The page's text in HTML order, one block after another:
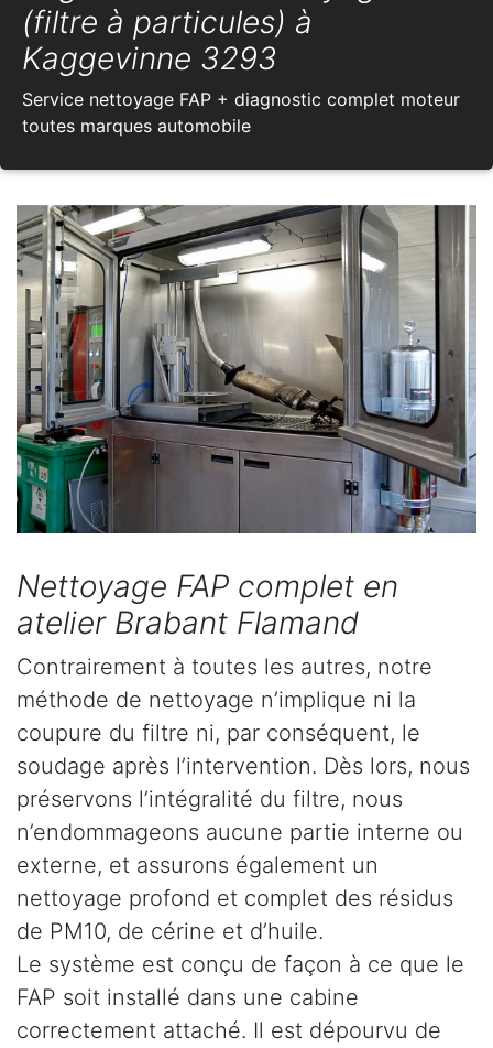
(filtre à particules) à
Kaggevinne 3293
Service nettoyage FAP + diagnostic complet moteur
toutes marques automobile
Nettoyage FAP complet en
atelier Brabant Flamand
Contrairement à toutes les autres, notre
méthode de nettoyage n’implique ni la
coupure du filtre ni, par conséquent, le
soudage après l’intervention. Dès lors, nous
préservons l’intégralité du filtre, nous
n’endommageons aucune partie interne ou
externe, et assurons également un
nettoyage profond et complet des résidus
de PM10, de cérine et d’huile.
Le système est conçu de façon à ce que le
FAP soit installé dans une cabine
correctement attaché. Il est dépourvu de